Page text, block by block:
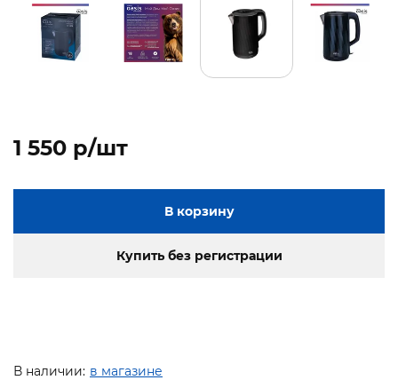
1 550 p/шт
В корзину
Купить без регистрации
В наличии: в магазине